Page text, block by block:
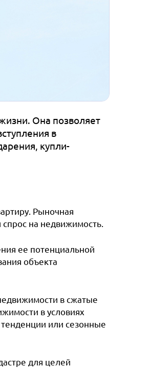
Она позволяет
в
купли-
Рыночная
на недвижимость.
ее потенциальной
объекта
в сжатые
в условиях
или сезонные
для целей